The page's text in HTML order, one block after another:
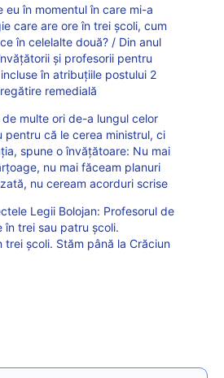
în momentul în care mi-a
care are ore în trei școli, cum
în celelalte două? / Din anul
și profesorii pentru
în atribuțiile postului 2
remedială
multe ori de-a lungul celor
pentru că le cerea ministrul, ci
spune o învățătoare: Nu mai
nu mai făceam planuri
nu ceream acorduri scrise
Legii Bolojan: Profesorul de
trei sau patru școli.
trei școli. Stăm până la Crăciun